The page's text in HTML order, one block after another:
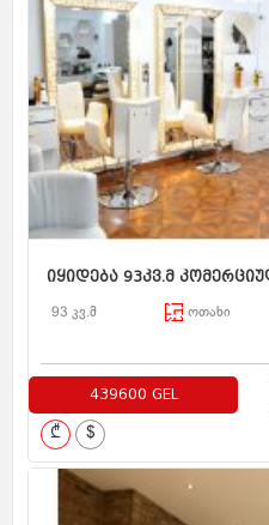
იყიდება 93კვ.მ
93 კვ.მ ოთახი
439600 GEL
₾ $